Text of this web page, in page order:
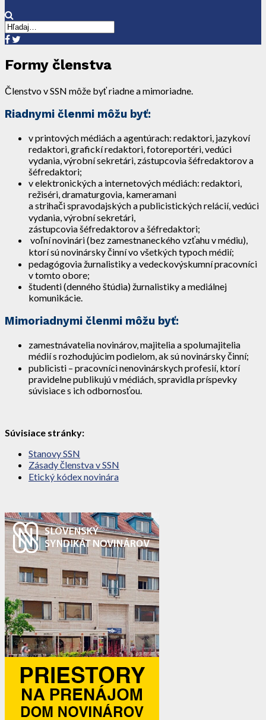
Formy členstva
Členstvo v SSN môže byť riadne a mimoriadne.
Riadnymi členmi môžu byť:
v printových médiách a agentúrach: redaktori, jazykoví
redaktori, grafickí redaktori, fotoreportéri, vedúci
vydania, výrobní sekretári, zástupcovia šéfredaktorov a
šéfredaktori;
v elektronických a internetových médiách: redaktori,
režiséri, dramaturgovia, kameramani
a strihači spravodajských a publicistických relácií, vedúci
vydania, výrobní sekretári,
zástupcovia šéfredaktorov a šéfredaktori;
voľní novinári (bez zamestnaneckého vzťahu v médiu),
ktorí sú novinársky činní vo všetkých typoch médií;
pedagógovia žurnalistiky a vedeckovýskumní pracovníci
v tomto obore;
študenti (denného štúdia) žurnalistiky a mediálnej
komunikácie.
Mimoriadnymi členmi môžu byť:
zamestnávatelia novinárov, majitelia a spolumajitelia
médií s rozhodujúcim podielom, ak sú novinársky činní;
publicisti – pracovníci nenovinárskych profesií, ktorí
pravidelne publikujú v médiách, spravidla príspevky
súvisiace s ich odbornosťou.
Súvisiace stránky:
Stanovy SSN
Zásady členstva v SSN
Etický kódex novinára